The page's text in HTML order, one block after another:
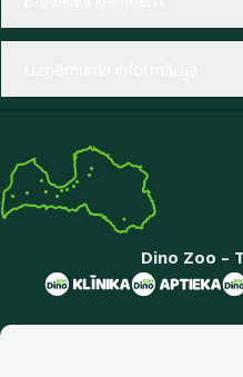
Dino Zoo –